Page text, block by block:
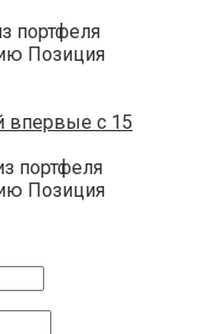
портфеля
Позиция
впервые с 15
портфеля
Позиция